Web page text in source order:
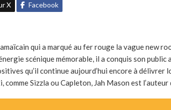
X Facebook
qui a marqué au fer rouge la vague new
scénique mémorable, il a conquis son public
qu’il continue aujourd’hui encore à délivrer
Sizzla ou Capleton, Jah Mason est l’auteur